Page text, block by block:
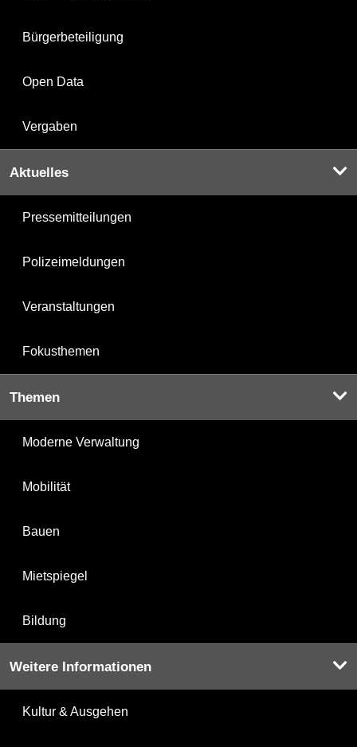
Bürgerbeteiligung
Open Data
Vergaben
Aktuelles
Pressemitteilungen
Polizeimeldungen
Veranstaltungen
Fokusthemen
Themen
Moderne Verwaltung
Mobilität
Bauen
Mietspiegel
Bildung
Weitere Informationen
Kultur & Ausgehen